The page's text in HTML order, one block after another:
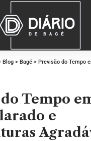
Blog > Bagé > Previsão do Tempo em Bagé: Dia
Tempo
e